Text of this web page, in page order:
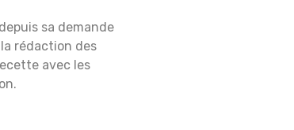
sa demande
rédaction des
avec les